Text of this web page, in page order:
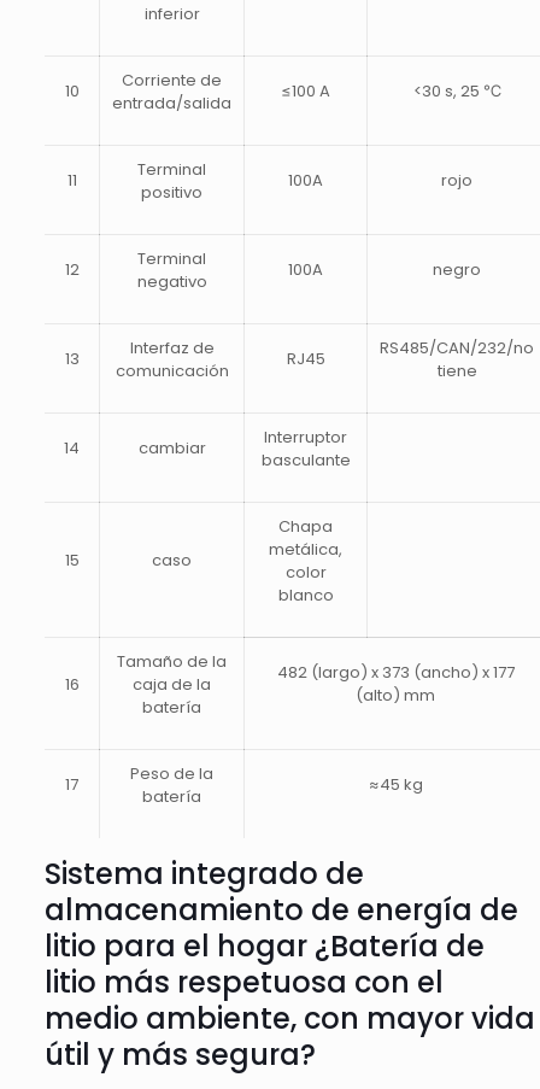
inferior
10
Corriente de
entrada/salida
≤100 A <30 s, 25 ℃
11
Terminal
positivo
100A rojo
12
Terminal
negativo
100A negro
13
Interfaz de
comunicación
RJ45
RS485/CAN/232/no
tiene
14 cambiar
Interruptor
basculante
15 caso
Chapa
metálica,
color
blanco
16
Tamaño de la
caja de la
batería
482 (largo) x 373 (ancho) x 177
(alto) mm
17
Peso de la
batería
≈45 kg
Sistema integrado de
almacenamiento de energía de
litio para el hogar ¿Batería de
litio más respetuosa con el
medio ambiente, con mayor vida
útil y más segura?